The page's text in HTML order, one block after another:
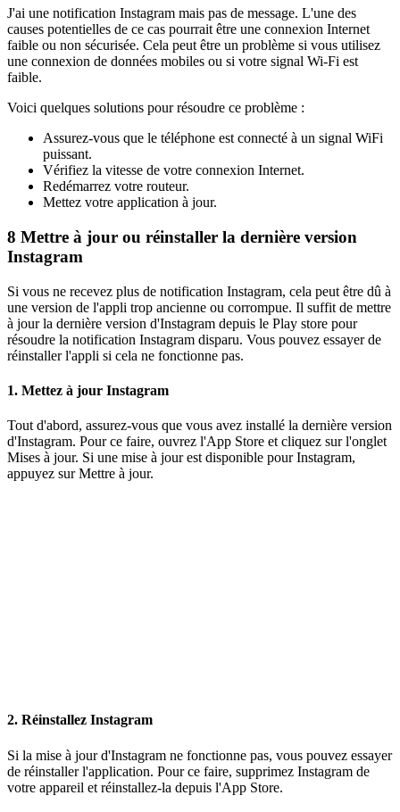
J'ai une notification Instagram mais pas de message. L'une des
causes potentielles de ce cas pourrait être une connexion Internet
faible ou non sécurisée. Cela peut être un problème si vous utilisez
une connexion de données mobiles ou si votre signal Wi-Fi est
faible.
Voici quelques solutions pour résoudre ce problème :
Assurez-vous que le téléphone est connecté à un signal WiFi
puissant.
Vérifiez la vitesse de votre connexion Internet.
Redémarrez votre routeur.
Mettez votre application à jour.
8 Mettre à jour ou réinstaller la dernière version
Instagram
Si vous ne recevez plus de notification Instagram, cela peut être dû à
une version de l'appli trop ancienne ou corrompue. Il suffit de mettre
à jour la dernière version d'Instagram depuis le Play store pour
résoudre la notification Instagram disparu. Vous pouvez essayer de
réinstaller l'appli si cela ne fonctionne pas.
1. Mettez à jour Instagram
Tout d'abord, assurez-vous que vous avez installé la dernière version
d'Instagram. Pour ce faire, ouvrez l'App Store et cliquez sur l'onglet
Mises à jour. Si une mise à jour est disponible pour Instagram,
appuyez sur Mettre à jour.
2. Réinstallez Instagram
Si la mise à jour d'Instagram ne fonctionne pas, vous pouvez essayer
de réinstaller l'application. Pour ce faire, supprimez Instagram de
votre appareil et réinstallez-la depuis l'App Store.